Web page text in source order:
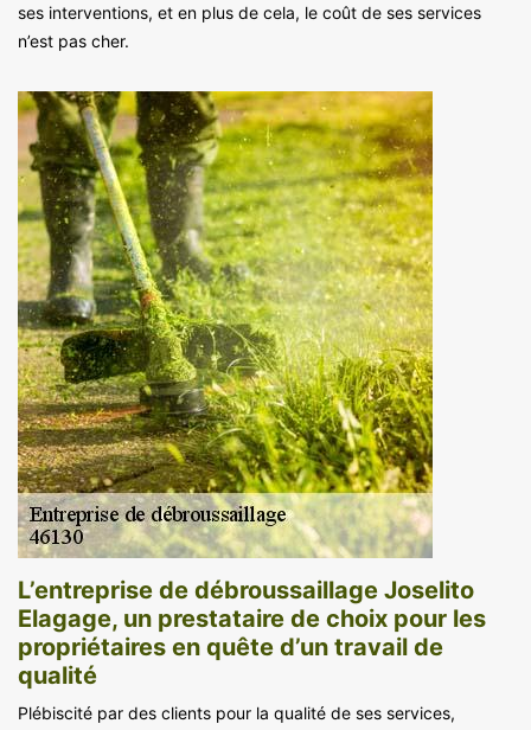
ses interventions, et en plus de cela, le coût de ses services
n’est pas cher.
L’entreprise de débroussaillage Joselito
Elagage, un prestataire de choix pour les
propriétaires en quête d’un travail de
qualité
Plébiscité par des clients pour la qualité de ses services,